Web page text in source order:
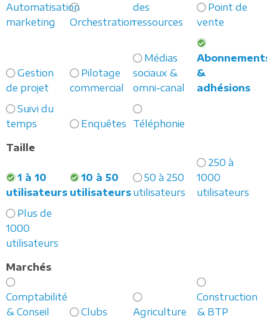
Automatisation
marketing
Orchestration
des
ressources
Point de
vente
Gestion
de projet
Pilotage
commercial
Médias
sociaux &
omni-canal
&
adhésions
Suivi du
temps
Enquêtes
Téléphonie
Taille
1 à 10
utilisateurs
10 à 50
utilisateurs
50 à 250
utilisateurs
250 à
1000
utilisateurs
Plus de
1000
utilisateurs
Marchés
Comptabilité
& Conseil
Clubs Agriculture
Construction
& BTP